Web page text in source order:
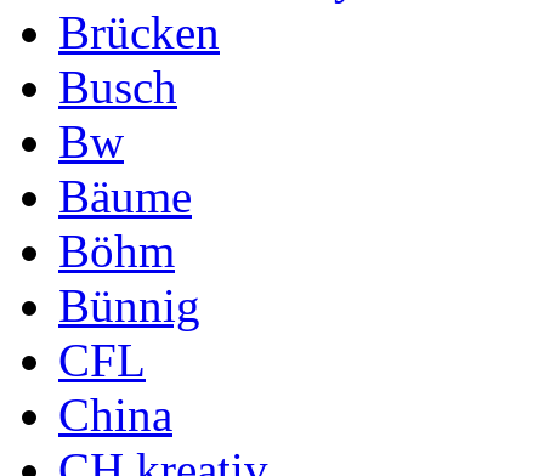
Brücken
Busch
Bw
Bäume
Böhm
Bünnig
CFL
China